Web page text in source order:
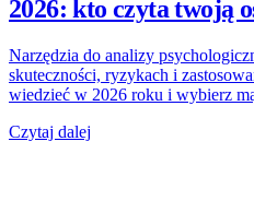
2026: kto czyta twoją
Narzędzia do analizy
skuteczności, ryzykach i
wiedzieć w 2026 roku i wybierz
Czytaj dalej